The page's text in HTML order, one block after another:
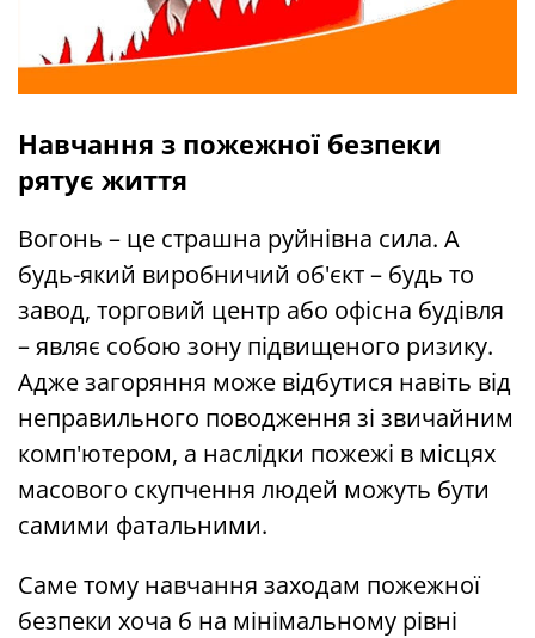
Навчання з пожежної безпеки
рятує життя
Вогонь – це страшна руйнівна сила. А
будь-який виробничий об'єкт – будь то
завод, торговий центр або офісна будівля
– являє собою зону підвищеного ризику.
Адже загоряння може відбутися навіть від
неправильного поводження зі звичайним
комп'ютером, а наслідки пожежі в місцях
масового скупчення людей можуть бути
самими фатальними.
Саме тому навчання заходам пожежної
безпеки хоча б на мінімальному рівні